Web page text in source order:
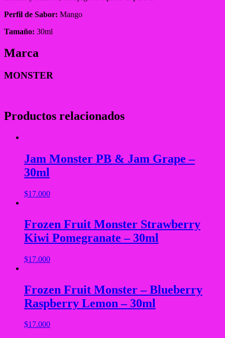
Perfil de Sabor: Mango
Tamaño: 30ml
Marca
MONSTER
Productos relacionados
Jam Monster PB & Jam Grape –
30ml
$17.000
Frozen Fruit Monster Strawberry
Kiwi Pomegranate – 30ml
$17.000
Frozen Fruit Monster – Blueberry
Raspberry Lemon – 30ml
$17.000